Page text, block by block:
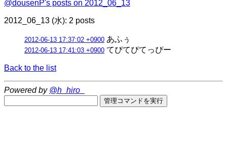
@dousenP's posts on 2012_06_13
2012_06_13 (水): 2 posts
2012-06-13 17:37:02 +0900 あふぅ
2012-06-13 17:41:03 +0900 てぴてぴてっぴー
Back to the list
Powered by @h_hiro_